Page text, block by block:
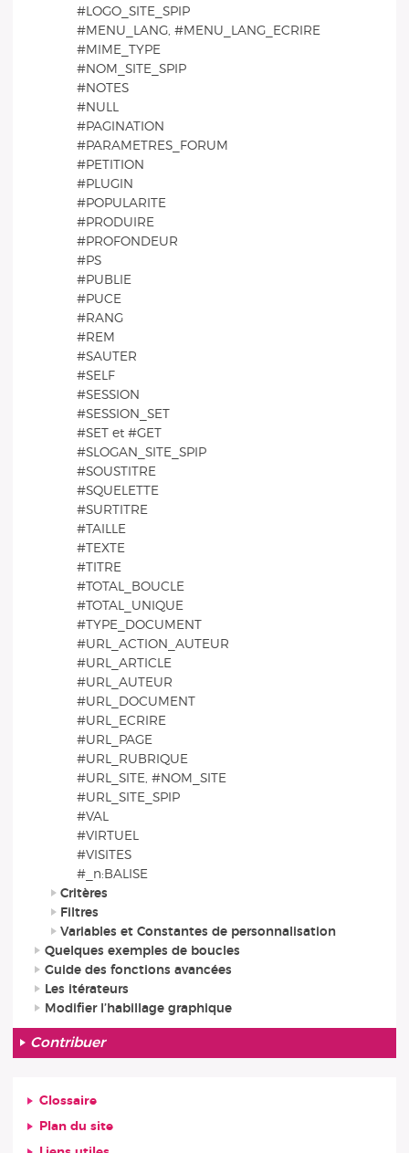
#LOGO_SITE_SPIP
#MENU_LANG, #MENU_LANG_ECRIRE
#MIME_TYPE
#NOM_SITE_SPIP
#NOTES
#NULL
#PAGINATION
#PARAMETRES_FORUM
#PETITION
#PLUGIN
#POPULARITE
#PRODUIRE
#PROFONDEUR
#PS
#PUBLIE
#PUCE
#RANG
#REM
#SAUTER
#SELF
#SESSION
#SESSION_SET
#SET et #GET
#SLOGAN_SITE_SPIP
#SOUSTITRE
#SQUELETTE
#SURTITRE
#TAILLE
#TEXTE
#TITRE
#TOTAL_BOUCLE
#TOTAL_UNIQUE
#TYPE_DOCUMENT
#URL_ACTION_AUTEUR
#URL_ARTICLE
#URL_AUTEUR
#URL_DOCUMENT
#URL_ECRIRE
#URL_PAGE
#URL_RUBRIQUE
#URL_SITE, #NOM_SITE
#URL_SITE_SPIP
#VAL
#VIRTUEL
#VISITES
#_n:BALISE
Critères
Filtres
Variables et Constantes de personnalisation
Quelques exemples de boucles
Guide des fonctions avancées
Les itérateurs
Modifier l’habillage graphique
Contribuer
Glossaire
Plan du site